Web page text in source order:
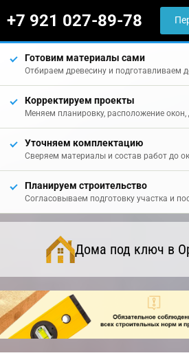
+7 921 027-89-78
Готовим материалы сами
Отбираем древесину и подготавливаем
Корректируем проекты
Меняем планировку, расположение окон,
Уточняем комплектацию
Сверяем материалы и состав работ до
Планируем строительство
Согласовываем подготовку участка и
Дома под ключ в